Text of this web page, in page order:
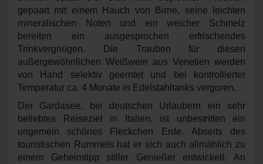
gepaart mit einem Hauch von Birne, seine leichten
mineralischen Noten und ein weicher Schmelz
bereiten ein ausgesprochen erfrischendes
Trinkvergnügen. Die Trauben für diesen
außergewöhnlichen Weißwein aus Venetien werden
von Hand selektiv geerntet und bei kontrollierter
Temperatur ca. 4 Monate in Edelstahltanks vergoren.
Der Gardasee, bei deutschen Urlaubern ein sehr
beliebtes Reiseziel in Italien, ist unbestritten ein
ungemein schönes Fleckchen Erde. Abseits des
touristischen Rummels hat er sich auch allmählich zu
einem Geheimtipp stiller Genießer entwickelt. An